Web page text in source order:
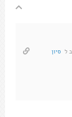
ל סיון